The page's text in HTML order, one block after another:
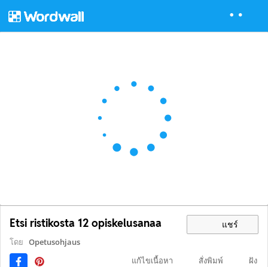
Etsi ristikosta 12 opiskelusanaa แชร์
โดย Opetusohjaus
แก้ไขเนื้อหา
สั่งพิมพ์ ฝัง